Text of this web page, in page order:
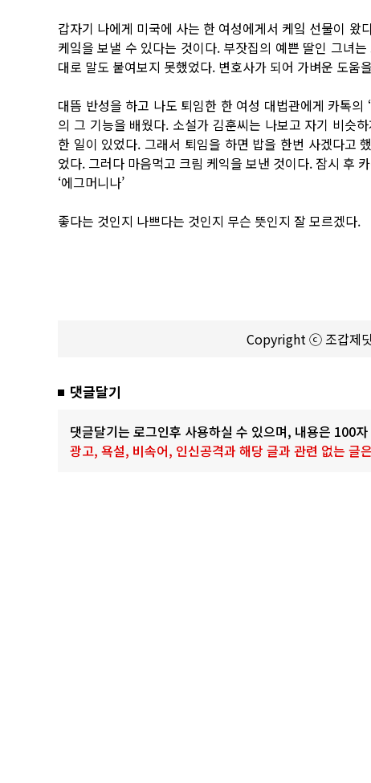
갑자기 나에게 미국에 사는 한 여성에게서 케잌 선물이
케잌을 보낼 수 있다는 것이다. 부잣집의 예쁜 딸인 그녀
대로 말도 붙여보지 못했었다. 변호사가 되어 가벼운 도움
대뜸 반성을 하고 나도 퇴임한 한 여성 대법관에게 카톡의
의 그 기능을 배웠다. 소설가 김훈씨는 나보고 자기 비슷
한 일이 있었다. 그래서 퇴임을 하면 밥을 한번 사겠다고
었다. 그러다 마음먹고 크림 케익을 보낸 것이다. 잠시 후
‘에그머니나’
좋다는 것인지 나쁘다는 것인지 무슨 뜻인지 잘 모르겠다.
Copyright ⓒ 조갑제닷
댓글달기
댓글달기는 로그인후 사용하실 수 있으며, 내용은 100
광고, 욕설, 비속어, 인신공격과 해당 글과 관련 없는 글